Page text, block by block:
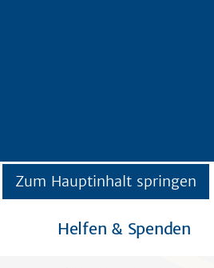
Zum Hauptinhalt springen
Helfen & Spenden